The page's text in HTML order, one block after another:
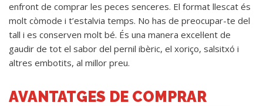
enfront de comprar les peces senceres. El format llescat és
molt còmode i t’estalvia temps. No has de preocupar-te del
tall i es conserven molt bé. És una manera excel·lent de
gaudir de tot el sabor del pernil ibèric, el xoriço, salsitxó i
altres embotits, al millor preu.
AVANTATGES DE COMPRAR